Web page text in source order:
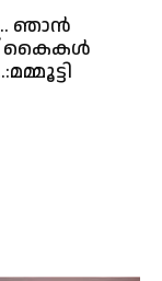
ഞാൻ
കൈകൾ